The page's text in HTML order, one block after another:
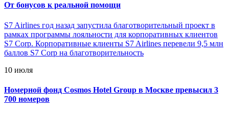
От бонусов к реальной помощи
S7 Airlines год назад запустила благотворительный проект в
рамках программы лояльности для корпоративных клиентов
S7 Corp. Корпоративные клиенты S7 Airlines перевели 9,5 млн
баллов S7 Corp на благотворительность
10 июля
Номерной фонд Cosmos Hotel Group в Москве превысил 3
700 номеров